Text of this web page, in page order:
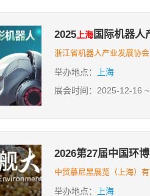
2025 上海国际机器人
浙江省机器人产业发展协会
举办地点： 上海
展会时间：2025-12-16
2026第27届中国环
中贸慕尼黑展览（上海）
举办地点： 上海